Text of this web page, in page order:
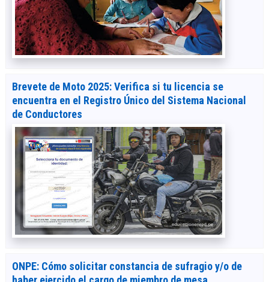
Brevete de Moto 2025: Verifica si tu licencia se
encuentra en el Registro Único del Sistema Nacional
de Conductores
ONPE: Cómo solicitar constancia de sufragio y/o de